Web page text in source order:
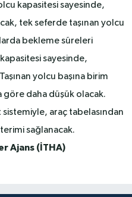
kapasitesi sayesinde,
tek seferde taşınan yolcu
bekleme süreleri
sayesinde,
yolcu başına birim
göre daha düşük olacak.
araç tabelasından
sağlanacak.
Ajans (İTHA)